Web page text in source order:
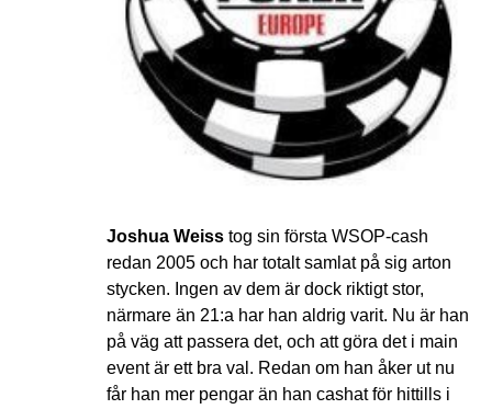
Joshua Weisstog sin första WSOP-cash
redan 2005 och har totalt samlat på sig arton
stycken. Ingen av dem är dock riktigt stor,
närmare än 21:a har han aldrig varit. Nu är han
på väg att passera det, och att göra det i main
event är ett bra val. Redan om han åker ut nu
får han mer pengar än han cashat för hittills i